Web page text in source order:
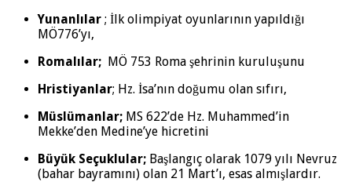
Yunanlılar ; İlk olimpiyat oyunlarının yapıldığı
MÖ776’yı,
Romalılar; MÖ 753 Roma şehrinin kuruluşunu
Hristiyanlar; Hz. İsa’nın doğumu olan sıfırı,
Müslümanlar; MS 622’de Hz. Muhammed’in
Mekke’den Medine’ye hicretini
Büyük Seçuklular; Başlangıç olarak 1079 yılı Nevruz
(bahar bayramını) olan 21 Mart’ı, esas almışlardır.